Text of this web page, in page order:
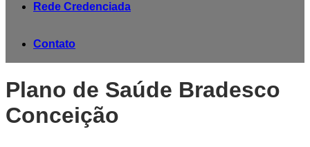
Rede Credenciada
Contato
Plano de Saúde Bradesco
Conceição